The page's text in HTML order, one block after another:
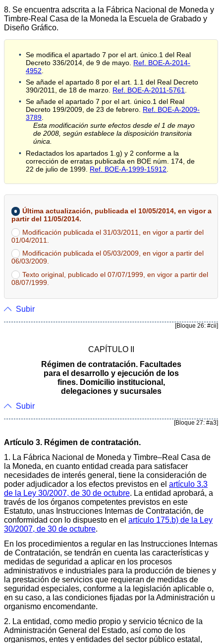
8. Se encuentra adscrita a la Fábrica Nacional de Moneda y
Timbre-Real Casa de la Moneda la Escuela de Grabado y
Diseño Gráfico.
Se modifica el apartado 7 por el art. único.1 del Real
Decreto 336/2014, de 9 de mayo. Ref. BOE-A-2014-
4952
Se añade el apartado 8 por el art. 1.1 del Real Decreto
390/2011, de 18 de marzo. Ref. BOE-A-2011-5761.
Se añade el apartado 7 por el art. único.1 del Real
Decreto 199/2009, de 23 de febrero. Ref. BOE-A-2009-
3789.
Esta modificación surte efectos desde el 1 de mayo
de 2008, según establece la disposición transitoria
única.
Redactados los apartados 1.g) y 2 conforme a la
corrección de erratas publicada en BOE núm. 174, de
22 de julio de 1999. Ref. BOE-A-1999-15912
Última actualización, publicada el 10/05/2014, en vigor a
partir del 11/05/2014.
Modificación publicada el 31/03/2011, en vigor a partir del
01/04/2011.
Modificación publicada el 05/03/2009, en vigor a partir del
06/03/2009.
Texto original, publicado el 07/07/1999, en vigor a partir del
08/07/1999.
Subir
[Bloque 26: #cii]
CAPÍTULO II
Régimen de contratación. Facultades
para el desarrollo y ejecución de los
fines. Domicilio institucional,
delegaciones y sucursales
Subir
[Bloque 27: #a3]
Artículo 3. Régimen de contratación.
1. La Fábrica Nacional de Moneda y Timbre–Real Casa de
la Moneda, en cuanto entidad creada para satisfacer
necesidades de interés general, tiene la consideración de
poder adjudicador a los efectos previstos en el artículo 3.3
de la Ley 30/2007, de 30 de octubre. La entidad aprobará, a
través de los órganos competentes previstos en este
Estatuto, unas Instrucciones Internas de Contratación, de
conformidad con lo dispuesto en el artículo 175.b) de la Ley
30/2007, de 30 de octubre.
En los procedimientos a regular en las Instrucciones Internas
de Contratación, se tendrán en cuenta las características y
medidas de seguridad a aplicar en los procesos
administrativos e industriales para la producción de bienes y
la prestación de servicios que requieran de medidas de
seguridad especiales, conforme a la legislación aplicable o,
en su caso, a las condiciones fijadas por la Administración u
organismo encomendante.
2. La entidad, como medio propio y servicio técnico de la
Administración General del Estado, así como de los
organismos, entes y entidades del sector público estatal,